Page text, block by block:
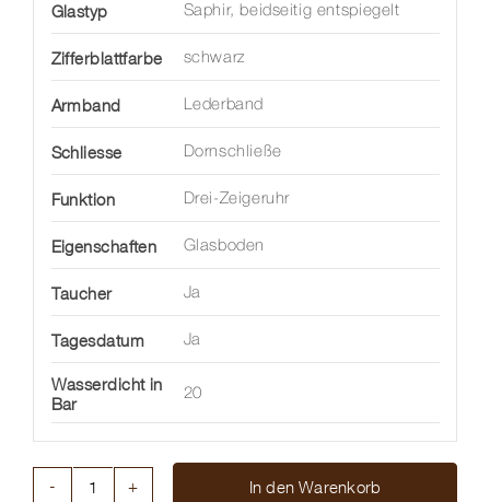
Glastyp Saphir, beidseitig entspiegelt
Zifferblattfarbe schwarz
Armband Lederband
Schliesse Dornschließe
Funktion Drei-Zeigeruhr
Eigenschaften Glasboden
Taucher Ja
Tagesdatum Ja
Wasserdicht in
Bar
20
In den Warenkorb